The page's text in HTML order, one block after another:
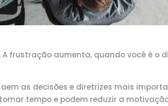
frustração aumenta, quando você é o
as decisões e diretrizes mais
tempo e podem reduzir a